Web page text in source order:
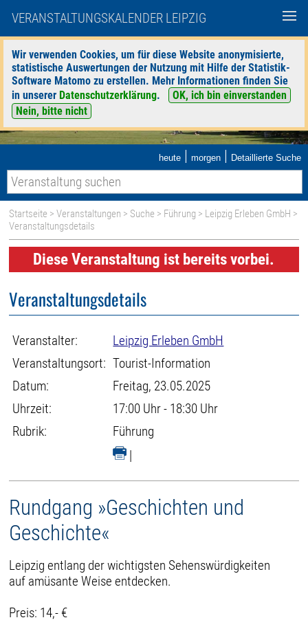
VERANSTALTUNGSKALENDER LEIPZIG
Wir verwenden Cookies, um für diese Website anonymisierte,
statistische Auswertungen der Nutzung mit Hilfe der Statistik-
Software Matomo zu erstellen. Mehr Informationen finden Sie
in unserer Datenschutzerklärung.
OK, ich bin einverstanden
Nein, bitte nicht
heute | morgen | Detaillierte Suche
Startseite >Veranstaltungen > Suche > Führung > Leipzig Erleben GmbH >
Veranstaltungsdetails
Diese Veranstaltung ist bereits vorbei.
Veranstaltungsdetails
Veranstalter:
Leipzig Erleben GmbH
Veranstaltungsort: Tourist-Information
Datum:
Freitag, 23.05.2025
Uhrzeit:
17:00 Uhr - 18:30 Uhr
Rubrik:
Führung
|
Rundgang »Geschichten und
Geschichte«
Leipzig entlang der wichtigsten Sehenswürdigkeiten
auf amüsante Weise entdecken.
Preis: 14,- €